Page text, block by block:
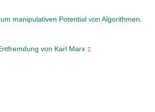
manipulativen Potential von Algorithmen.
von Karl Marx